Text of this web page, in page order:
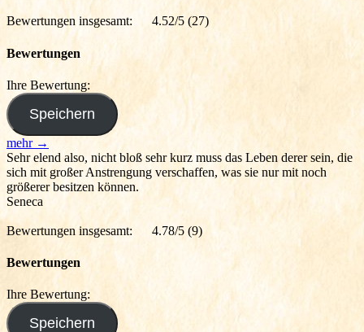
Bewertungen insgesamt: 4.52/5 (27)
Bewertungen
Ihre Bewertung:
mehr →
Sehr elend also, nicht bloß sehr kurz muss das Leben derer sein, die
sich mit großer Anstrengung verschaffen, was sie nur mit noch
größerer besitzen können.
Seneca
Bewertungen insgesamt: 4.78/5 (9)
Bewertungen
Ihre Bewertung: